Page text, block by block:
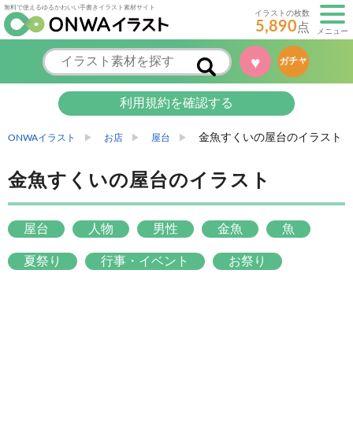
無料で使えるゆるかわいい手書きイラスト素材サイト
イラストの枚数
5,890点 メニュー
♥ ガチャ
利用規約を確認する
ONWAイラスト お店 屋台 金魚すくいの屋台のイラスト
金魚すくいの屋台のイラスト
屋台 人物 男性 金魚 魚
夏祭り 行事・イベント お祭り